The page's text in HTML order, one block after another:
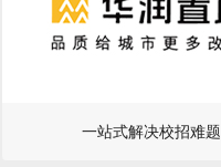
一站式解决校招难题